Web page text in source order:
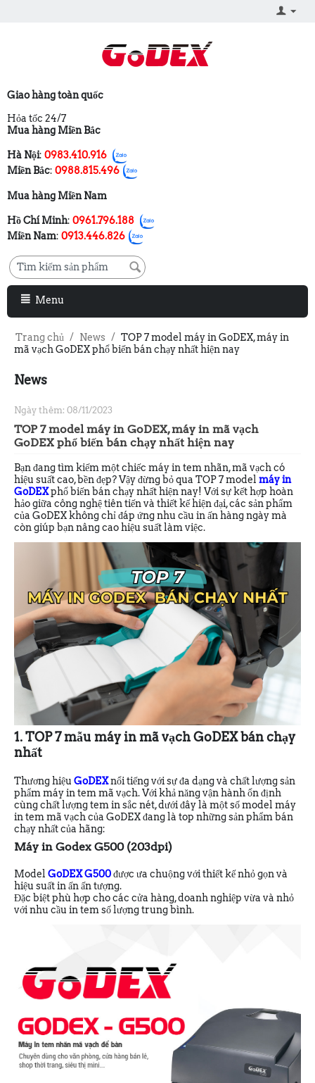
Giao hàng toàn quốc
Hỏa tốc 24/7
Mua hàng Miền Bắc
Hà Nội: 0983.410.916
Miền Bắc: 0988.815.496
Mua hàng Miền Nam
Hồ Chí Minh: 0961.796.188
Miền Nam: 0913.446.826
Menu
Trang chủ / News / TOP 7 model máy in GoDEX, máy in
mã vạch GoDEX phổ biến bán chạy nhất hiện nay
News
Ngày thêm: 08/11/2023
TOP 7 model máy in GoDEX, máy in mã vạch
GoDEX phổ biến bán chạy nhất hiện nay
Bạn đang tìm kiếm một chiếc máy in tem nhãn, mã vạch có
hiệu suất cao, bền đẹp? Vậy đừng bỏ qua TOP 7 model máy in
GoDEXphổ biến bán chạy nhất hiện nay! Với sự kết hợp hoàn
hảo giữa công nghệ tiên tiến và thiết kế hiện đại, các sản phẩm
của GoDEX không chỉ đáp ứng nhu cầu in ấn hàng ngày mà
còn giúp bạn nâng cao hiệu suất làm việc.
1. TOP 7 mẫu máy in mã vạch GoDEX bán chạy
nhất
Thương hiệu GoDEXnổi tiếng với sự đa dạng và chất lượng sản
phẩm máy in tem mã vạch. Với khả năng vận hành ổn định
cùng chất lượng tem in sắc nét, dưới đây là một số model máy
in tem mã vạch của GoDEX đang là top những sản phẩm bán
chạy nhất của hãng:
Máy in Godex G500 (203dpi)
Model GoDEX G500được ưa chuộng với thiết kế nhỏ gọn và
hiệu suất in ấn ấn tượng.
Đặc biệt phù hợp cho các cửa hàng, doanh nghiệp vừa và nhỏ
với nhu cầu in tem số lượng trung bình.